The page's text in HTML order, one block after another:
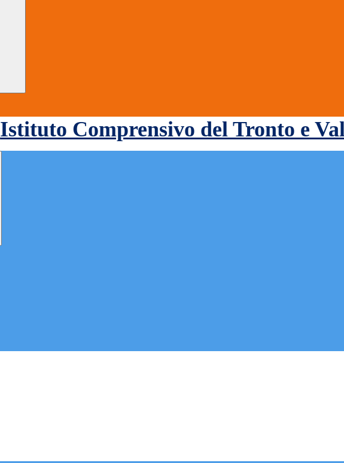
Istituto Comprensivo del Tronto e